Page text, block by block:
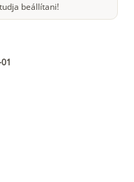
beállítani!